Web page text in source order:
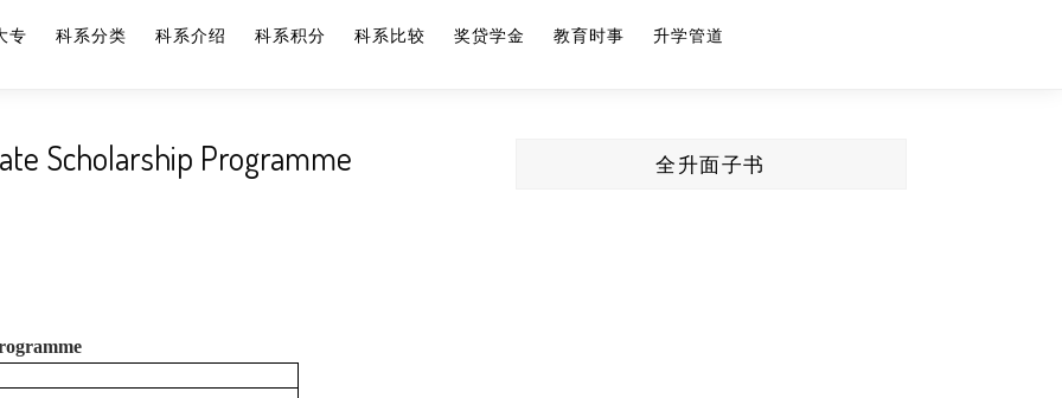
专 科系分类 科系介绍 科系积分 科系比较 奖贷学金 教育时事 升学管道
Scholarship Programme 全升面子书